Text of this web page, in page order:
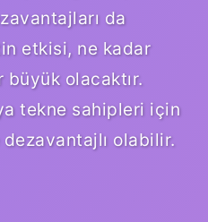
da
etkisi, ne kadar
olacaktır.
tekne sahipleri için
olabilir.